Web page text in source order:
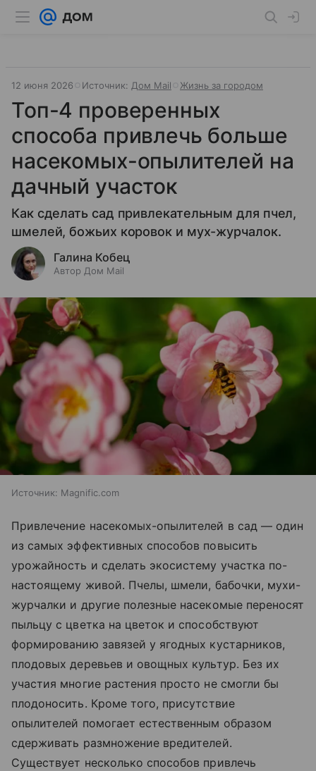
12 июня 2026 Источник: Дом Mail Жизнь за городом
Топ-4 проверенных
способа привлечь больше
насекомых-опылителей на
дачный участок
Как сделать сад привлекательным для пчел,
шмелей, божьих коровок и мух-журчалок.
Галина Кобец
Автор Дом Mail
Источник: Magnific.com
Привлечение насекомых-опылителей в сад — один
из самых эффективных способов повысить
урожайность и сделать экосистему участка по-
настоящему живой. Пчелы, шмели, бабочки, мухи-
журчалки и другие полезные насекомые переносят
пыльцу с цветка на цветок и способствуют
формированию завязей у ягодных кустарников,
плодовых деревьев и овощных культур. Без их
участия многие растения просто не смогли бы
плодоносить. Кроме того, присутствие
опылителей помогает естественным образом
сдерживать размножение вредителей.
Существует несколько способов привлечь